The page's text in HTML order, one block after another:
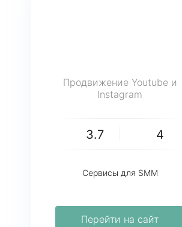
Продвижение Youtube и
Instagram
3.7 4
Сервисы для SMM
Перейти на сайт